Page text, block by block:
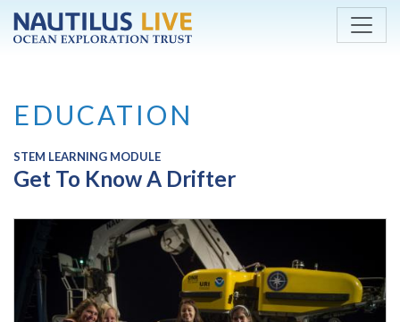
Skip to main content
EDUCATION
STEM LEARNING MODULE
Get To Know A Drifter